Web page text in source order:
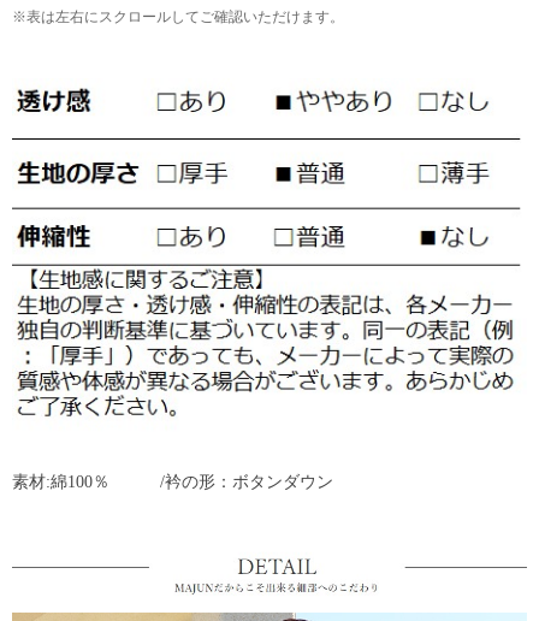
※表は左右にスクロールしてご確認いただけます。
素材:綿100％ /衿の形：ボタンダウン